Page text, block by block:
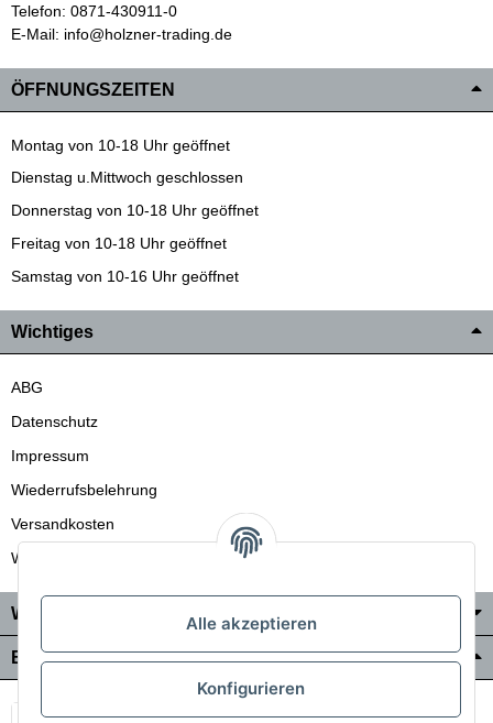
Telefon: 0871-430911-0
E-Mail: info@holzner-trading.de
ÖFFNUNGSZEITEN
Montag von 10-18 Uhr geöffnet
Dienstag u.Mittwoch geschlossen
Donnerstag von 10-18 Uhr geöffnet
Freitag von 10-18 Uhr geöffnet
Samstag von 10-16 Uhr geöffnet
Wichtiges
ABG
Datenschutz
Impressum
Wiederrufsbelehrung
Versandkosten
Wir liefern auch in die Schweiz
Wo Sie uns finden
Bezahlung & Versand
Alle akzeptieren
Konfigurieren